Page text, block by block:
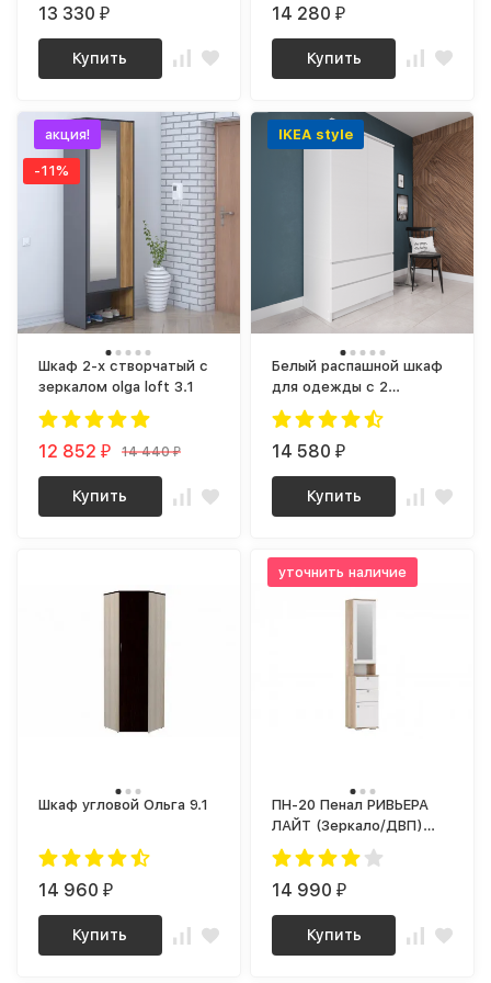
белый / сонома
13 330₽
Купить
золотой
14 280₽
Купить
акция!
-11%
Шкаф 2-х створчатый с
зеркалом olga loft 3.1
12 852₽ 14 440₽
Купить
IKEA style
Белый распашной шкаф
для одежды с 2
ящиками как IKEA
SMASTAD / PLATSA МШ
900.1 (МП/3) МС мори
14 580₽
Купить
Шкаф угловой Ольга 9.1
14 960₽
Купить
уточнить наличие
ПН-20 Пенал РИВЬЕРА
ЛАЙТ (Зеркало/ДВП)
ПВХ Белый/ корпус Дуб
Сонома
14 990₽
Купить